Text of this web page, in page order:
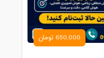
650,000 تومان